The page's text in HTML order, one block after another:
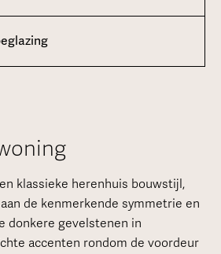
klassieke herenhuis bouwstijl,
de kenmerkende symmetrie en
donkere gevelstenen in
accenten rondom de voordeur